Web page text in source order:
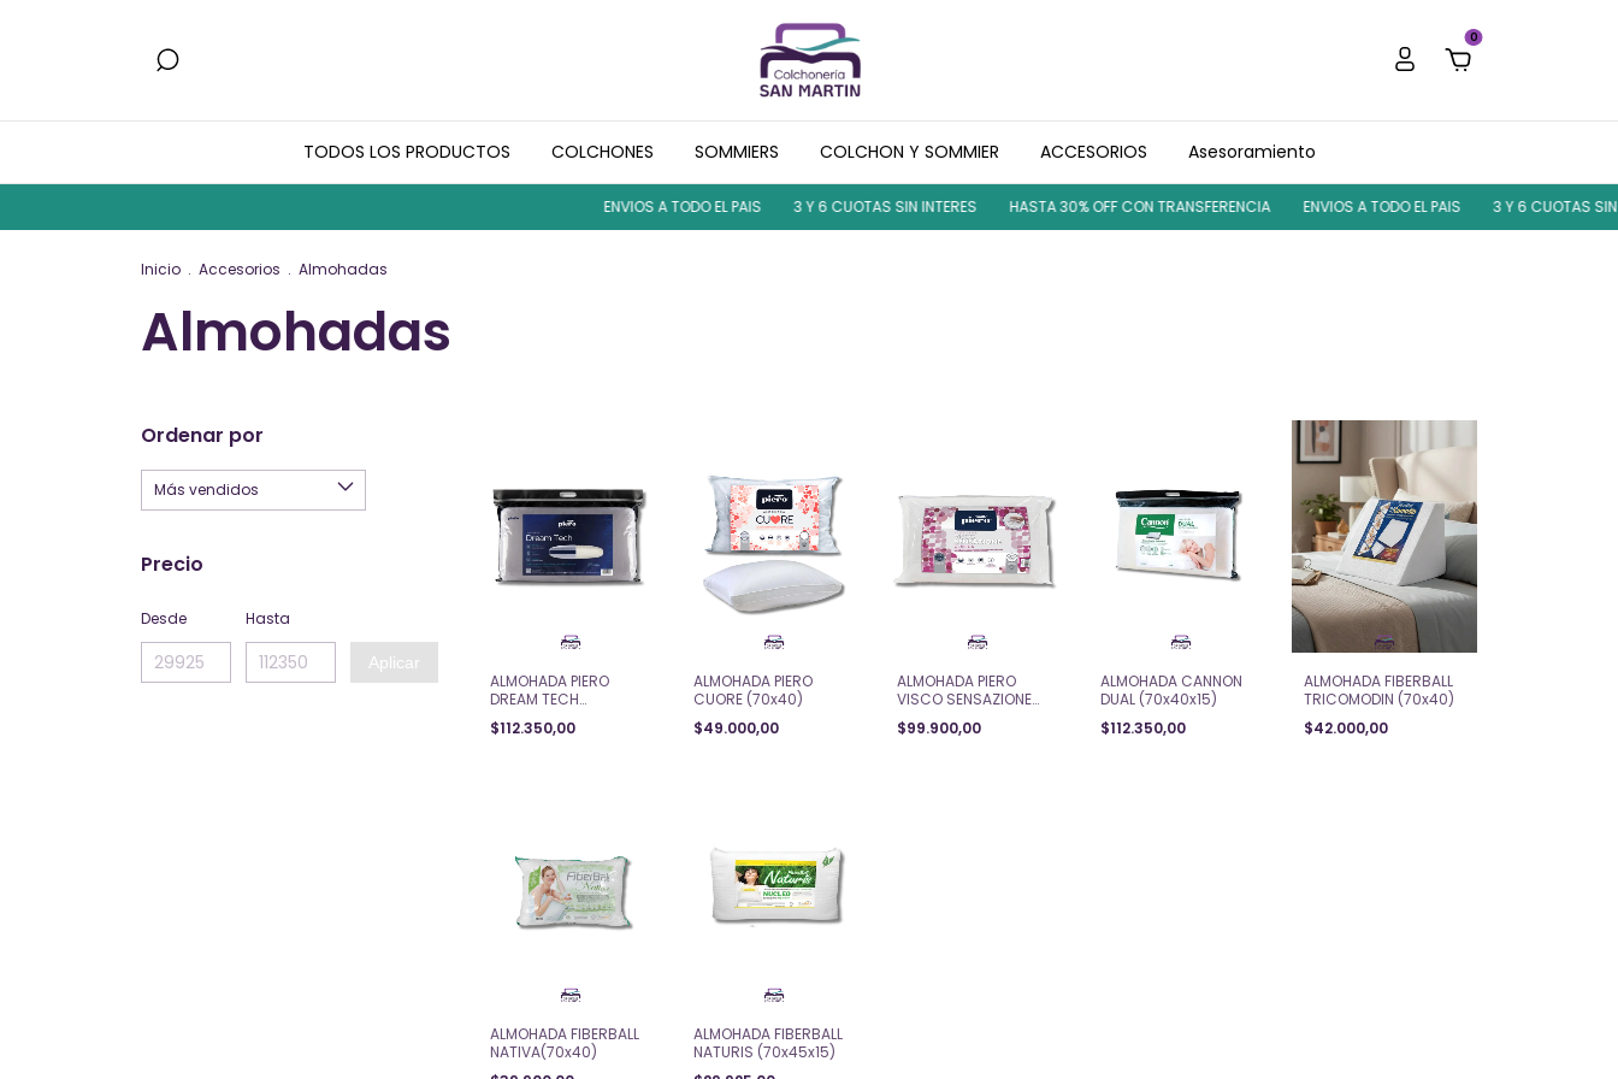
0
TODOS LOS PRODUCTOS COLCHONES SOMMIERS COLCHON Y SOMMIER ACCESORIOS Asesoramiento
ENVIOS A TODO EL PAIS 3 Y 6 CUOTAS SIN INTERES HASTA 30% OFF CON TRANSFERENCIA ENVIOS A TODO EL PAIS 3 Y 6 CUOTAS SIN
Inicio . Accesorios . Almohadas
Almohadas
Ordenar por
Precio
Desde Hasta
Aplicar
ALMOHADA PIERO
DREAM TECH
(70x40x15)
$112.350,00
ALMOHADA PIERO
CUORE (70x40)
$49.000,00
ALMOHADA PIERO
VISCO SENSAZIONE
(70x40)
$99.900,00
ALMOHADA CANNON
DUAL (70x40x15)
$112.350,00
ALMOHADA FIBERBALL
TRICOMODIN (70x40)
$42.000,00
ALMOHADA FIBERBALL
NATIVA(70x40)
ALMOHADA FIBERBALL
NATURIS (70x45x15)